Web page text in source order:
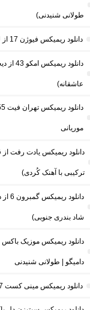
طولانی شنیدنی)
دانلود ریمیکس فیوژن 17 از لیروی بیتز
دانلود
عاشقانه)
موریانی
دانلود ریمیکس یادت رفت
ترکیبی با آهنک کُردی)
شاد بندری جنوبی)
دامیگو | طولانی شنیدنی
دانلود ریمیکس مینی کست 7 از دیجی مهراس